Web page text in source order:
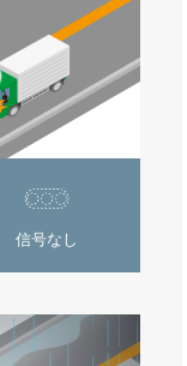
信号なし